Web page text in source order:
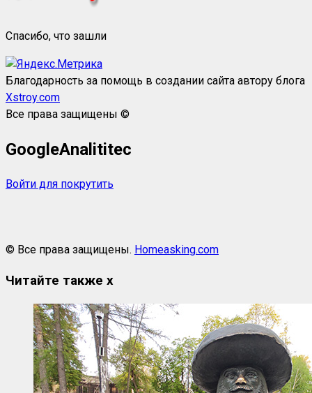
Спасибо, что зашли
Благодарность за помощь в создании сайта автору блога
Xstroy.com
Все права защищены ©
GoogleAnalititec
Войти для покрутить
© Все права защищены. Homeasking.com
Читайте также x